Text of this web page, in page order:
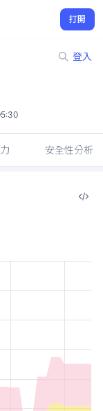
打開
登入
安全性分析